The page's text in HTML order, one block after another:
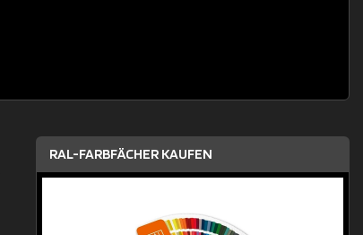
RAL-FARBFÄCHER KAUFEN